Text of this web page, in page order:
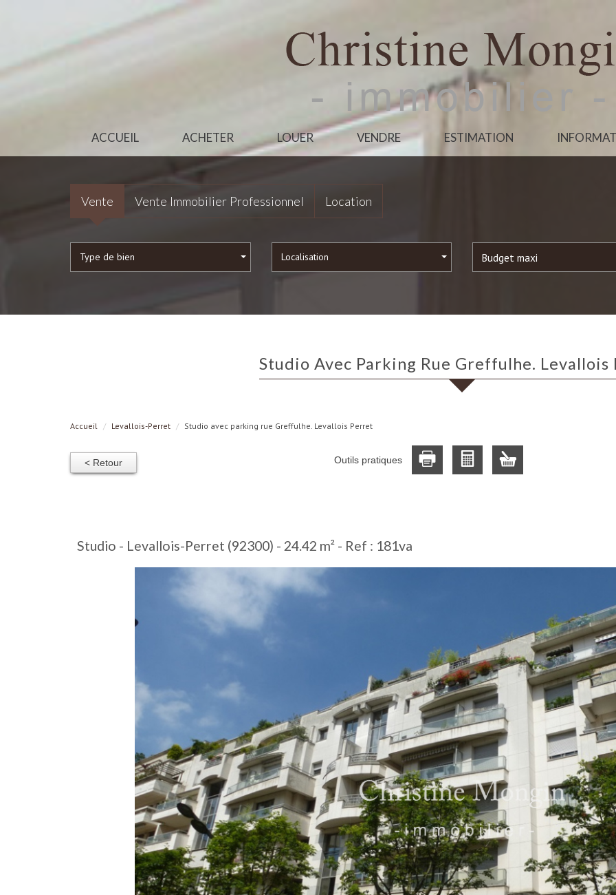
ACCUEIL ACHETER LOUER VENDRE ESTIMATION
Vente Vente Immobilier Professionnel Location
Type de bien Localisation
Studio Avec Parking Rue Greffulhe.
Accueil Levallois-Perret Studio avec parking rue Greffulhe. Levallois Perret
< Retour Outils pratiques
Studio - Levallois-Perret (92300) - 24.42 m² - Ref : 181va